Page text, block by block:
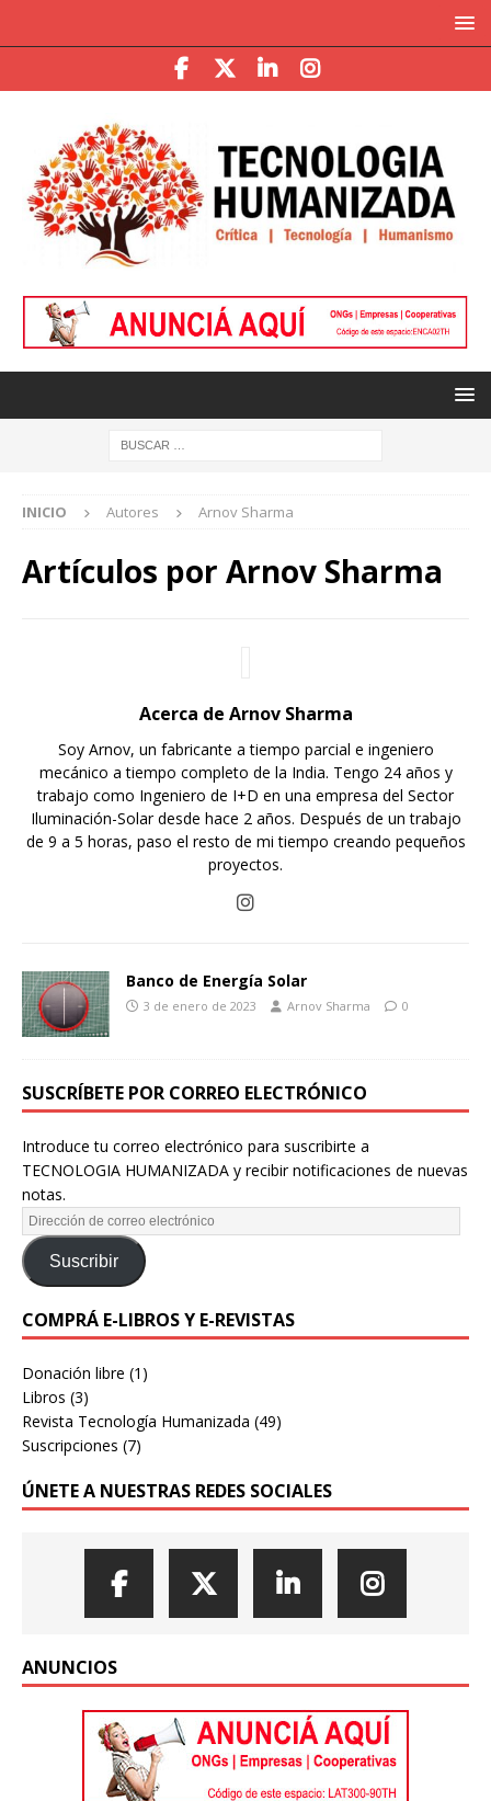
INICIO Autores Arnov Sharma
Artículos por Arnov Sharma
Acerca de Arnov Sharma
Soy Arnov, un fabricante a tiempo parcial e ingeniero
mecánico a tiempo completo de la India. Tengo 24 años y
trabajo como Ingeniero de I+D en una empresa del Sector
Iluminación-Solar desde hace 2 años. Después de un trabajo
de 9 a 5 horas, paso el resto de mi tiempo creando pequeños
proyectos.
Banco de Energía Solar
3 de enero de 2023 Arnov Sharma 0
SUSCRÍBETE POR CORREO ELECTRÓNICO
Introduce tu correo electrónico para suscribirte a
TECNOLOGIA HUMANIZADA y recibir notificaciones de nuevas
notas.
Suscribir
COMPRÁ E-LIBROS Y E-REVISTAS
Donación libre (1)
Libros (3)
Revista Tecnología Humanizada (49)
Suscripciones (7)
ÚNETE A NUESTRAS REDES SOCIALES
ANUNCIOS